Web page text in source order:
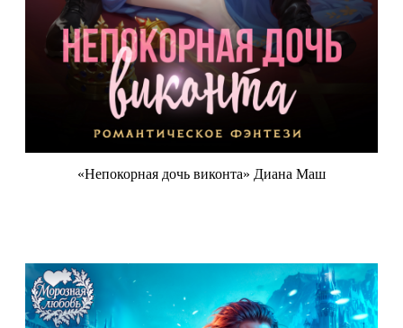
«Непокорная дочь виконта» Диана Маш